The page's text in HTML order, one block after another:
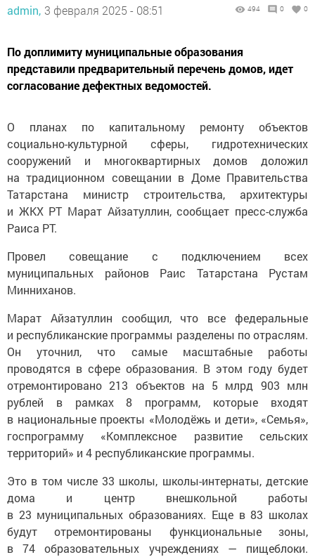
admin, 3 февраля 2025 - 08:51 494 0 0
По доплимиту муниципальные образования
представили предварительный перечень домов, идет
согласование дефектных ведомостей.
О планах по капитальному ремонту объектов
социально-культурной сферы, гидротехнических
сооружений и многоквартирных домов доложил
на традиционном совещании в Доме Правительства
Татарстана министр строительства, архитектуры
и ЖКХ РТ Марат Айзатуллин, сообщает пресс-служба
Раиса РТ.
Провел совещание с подключением всех
муниципальных районов Раис Татарстана Рустам
Минниханов.
Марат Айзатуллин сообщил, что все федеральные
и республиканские программы разделены по отраслям.
Он уточнил, что самые масштабные работы
проводятся в сфере образования. В этом году будет
отремонтировано 213 объектов на 5 млрд 903 млн
рублей в рамках 8 программ, которые входят
в национальные проекты «Молодёжь и дети», «Семья»,
госпрограмму «Комплексное развитие сельских
территорий» и 4 республиканские программы.
Это в том числе 33 школы, школы-интернаты, детские
дома и центр внешкольной работы
в 23 муниципальных образованиях. Еще в 83 школах
будут отремонтированы функциональные зоны,
в 74 образовательных учреждениях — пищеблоки.